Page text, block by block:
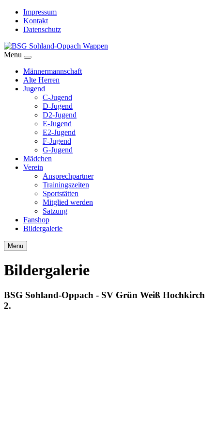
Impressum
Kontakt
Datenschutz
Menu
Männermannschaft
Alte Herren
Jugend
C-Jugend
D-Jugend
D2-Jugend
E-Jugend
E2-Jugend
F-Jugend
G-Jugend
Mädchen
Verein
Ansprechpartner
Trainingszeiten
Sportstätten
Mitglied werden
Satzung
Fanshop
Bildergalerie
Menu
Bildergalerie
BSG Sohland-Oppach - SV Grün Weiß Hochkirch
2.